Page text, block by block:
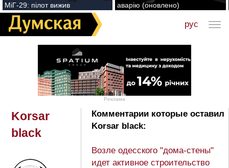
МіГ-29: пілот вижив
аварію (оновлено)
рус
Реклама
Korsar
black
Комментарии которые оставил
Korsar black:
Возле одесского "дома-стены"
идет активное строительство